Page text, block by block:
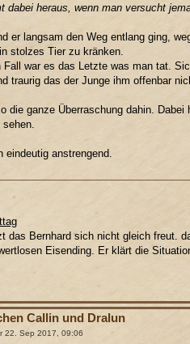
dabei heraus, wenn man versucht
er langsam den Weg entlang ging,
stolzes Tier zu kränken.
Fall war es das Letzte was man tat.
traurig das der Junge ihm offenbar
die ganze Überraschung dahin.
eindeutig anstrengend.
das Bernhard sich nicht gleich freut.
Eisending. Er klärt die
Callin und Dralun
22. Sep 2017, 09:06